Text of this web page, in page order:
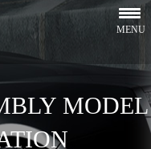
MENU
MODEL